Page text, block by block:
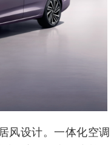
风设计。一体化空调